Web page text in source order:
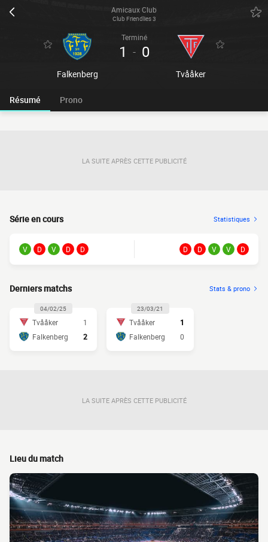
Amicaux Club
Club Friendlies 3
Falkenberg
Terminé
1 - 0
Tvååker
Résumé Prono
LA SUITE APRÈS CETTE PUBLICITÉ
Série en cours Statistiques
V D V D D D D V V D
Derniers matchs Stats & prono
04/02/25
Tvååker
1
Falkenberg
2
23/03/21
Tvååker
1
Falkenberg
0
LA SUITE APRÈS CETTE PUBLICITÉ
Lieu du match